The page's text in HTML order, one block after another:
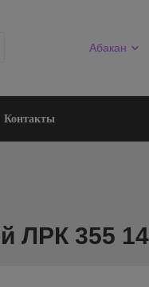
Абакан
Контакты
ЛРК 355